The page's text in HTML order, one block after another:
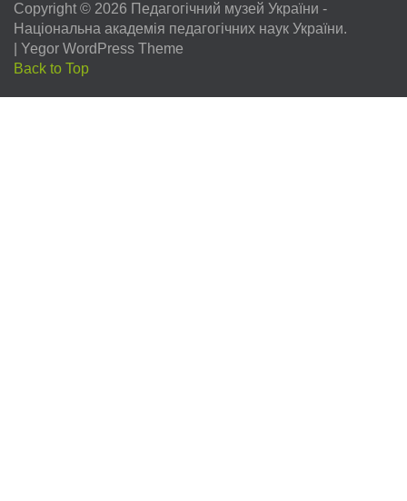
Copyright © 2026 Педагогічний музей України -
Національна академія педагогічних наук України.
Yegor WordPress Theme
Back to Top